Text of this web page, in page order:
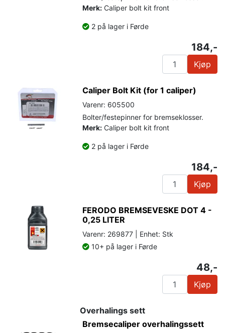
Merk: Caliper bolt kit front
2 på lager i Førde
184,-
Kjøp
Caliper Bolt Kit (for 1 caliper)
Varenr: 605500
Bolter/festepinner for bremseklosser.
Merk: Caliper bolt kit front
2 på lager i Førde
184,-
Kjøp
FERODO BREMSEVESKE DOT 4 -
0,25 LITER
Varenr: 269877 | Enhet: Stk
10+ på lager i Førde
48,-
Kjøp
Overhalings sett
Bremsecaliper overhalingssett